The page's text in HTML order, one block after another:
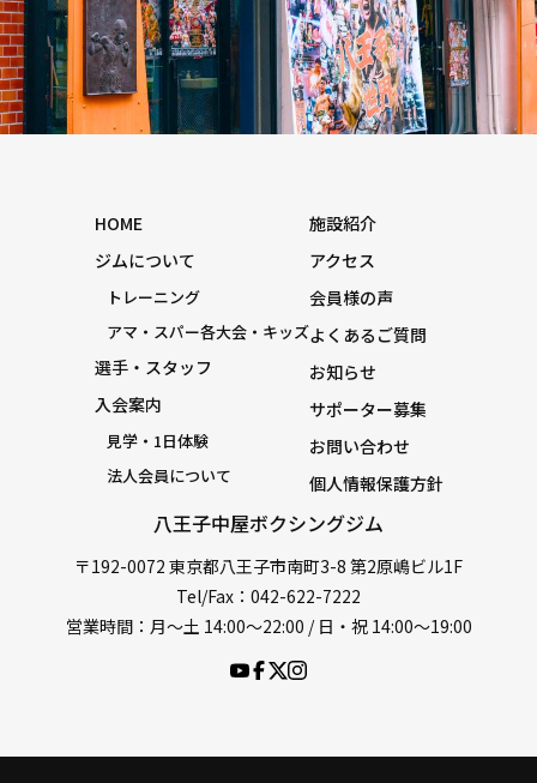
八王子中屋ボクシングジム
〒192-0072 東京都八王子市南町3-8 第2原嶋ビル1F
Tel/Fax：042-622-7222
営業時間：月〜土 14:00〜22:00 / 日・祝 14:00〜19:00
HOME
ジムについて
トレーニング
アマ・スパー各大会・キッズ
選手・スタッフ
入会案内
見学・1日体験
法人会員について
施設紹介
アクセス
会員様の声
よくあるご質問
お知らせ
サポーター募集
お問い合わせ
個人情報保護方針